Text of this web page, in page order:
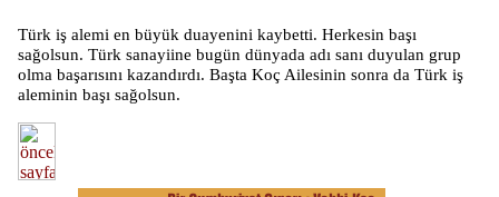
Türk iş alemi en büyük duayenini kaybetti. Herkesin başı
sağolsun. Türk sanayiine bugün dünyada adı sanı duyulan grup
olma başarısını kazandırdı. Başta Koç Ailesinin sonra da Türk iş
aleminin başı sağolsun.